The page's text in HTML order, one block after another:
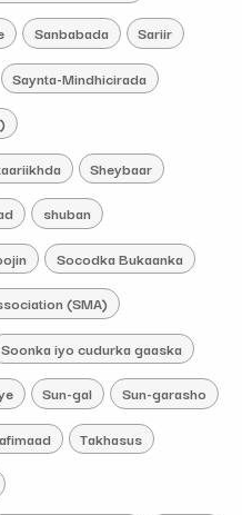
Sanbabada Sariir
Saynta-Mindhicirada
Sheybaar
shuban
Socodka Bukaanka
(SMA)
Soonka iyo cudurka gaaska
Sun-gal Sun-garasho
Takhasus